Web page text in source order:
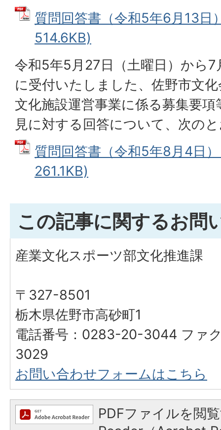
質問回答書（令和5年6月13日
514.6KB)
令和5年5月27日（土曜日）から
に受付いたしました、佐野市文
文化施設運営事業に係る募集要
見に対する回答について、次の
質問回答書（令和5年8月4日
261.1KB)
この記事に関するお問
産業文化スポーツ部文化推進課
〒327-8501
栃木県佐野市高砂町1
電話番号：0283-20-3044 ファ
3029
お問い合わせフォームはこちら
PDFファイルを閲